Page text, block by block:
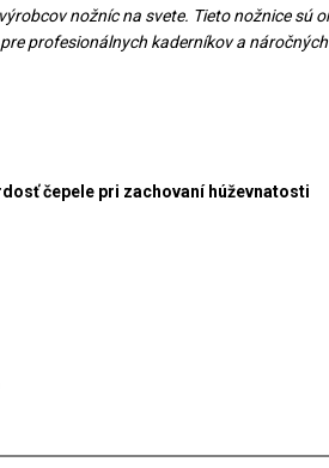
nožníc na svete. Tieto nožnice sú
profesionálnych kaderníkov a náročných
čepele pri zachovaní húževnatosti